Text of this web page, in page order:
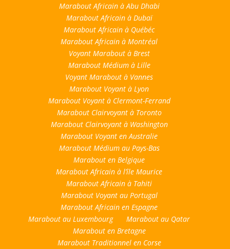
Marabout Africain à Abu Dhabi
Marabout Africain à Dubaï
Marabout Africain à Québéc
Marabout Africain à Montréal
Voyant Marabout à Brest
Marabout Médium à Lille
Voyant Marabout à Vannes
Marabout Voyant à Lyon
Marabout Voyant à Clermont-Ferrand
Marabout Clairvoyant à Toronto
Marabout Clairvoyant à Washington
Marabout Voyant en Australie
Marabout Médium au Pays-Bas
Marabout en Belgique
Marabout Africain à l’île Maurice
Marabout Africain à Tahiti
Marabout Voyant au Portugal
Marabout Africain en Espagne
Marabout au Luxembourg
Marabout au Qatar
Marabout en Bretagne
Marabout Traditionnel en Corse